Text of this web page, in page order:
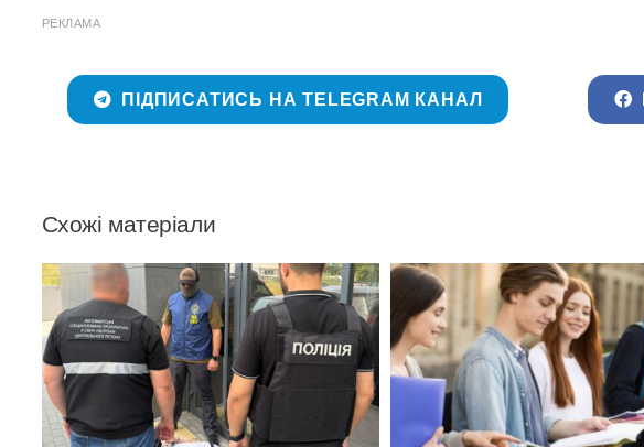
РЕКЛАМА
ПІДПИСАТИСЬ НА TELEGRAM КАНАЛ
Схожі матеріали